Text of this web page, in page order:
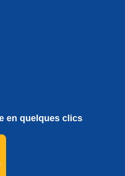
en quelques clics